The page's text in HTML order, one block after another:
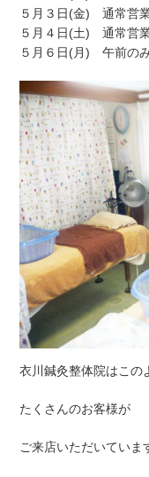
５月３日(金) 通常営
５月４日(土) 通常営
５月６日(月) 午前の
衣川鍼灸整体院はこの
たくさんのお客様が
ご来店いただいていま